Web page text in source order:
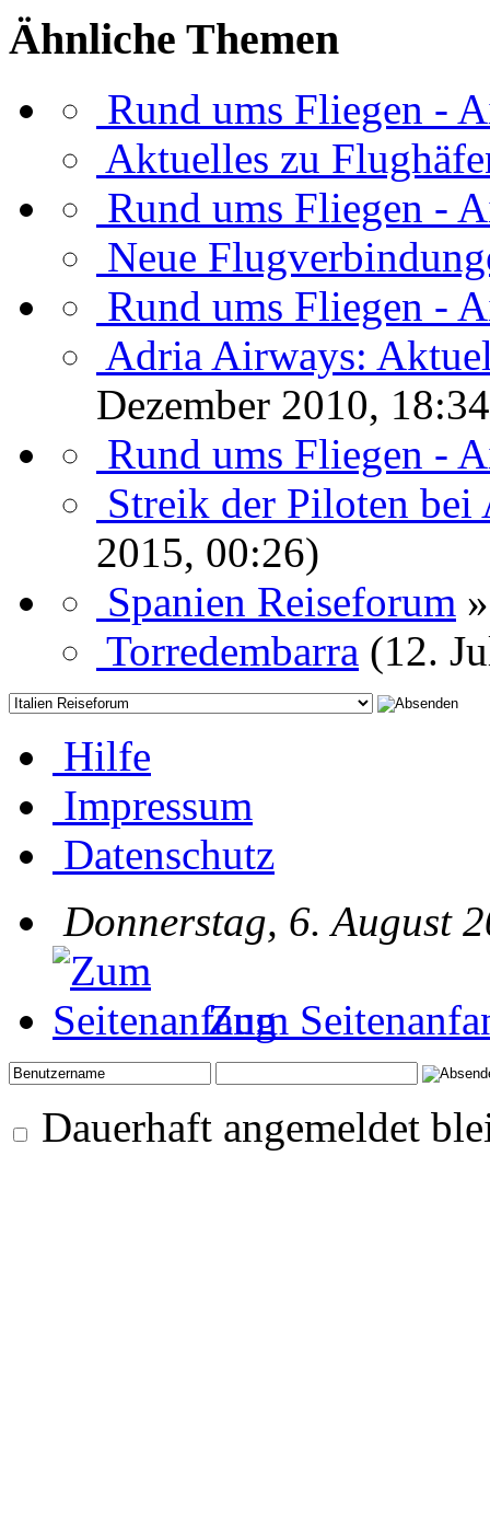
Ähnliche Themen
Rund ums Fliegen -
Aktuelles zu
Rund ums Fliegen -
Neue
Rund ums Fliegen -
Adria Airways:
Dezember 2010,
Rund ums Fliegen -
Streik der Piloten
2015, 00:26)
Spanien Reiseforum »
Torredembarra (12.
Hilfe
Impressum
Datenschutz
Donnerstag, 6. August
Zum
Dauerhaft angemeldet